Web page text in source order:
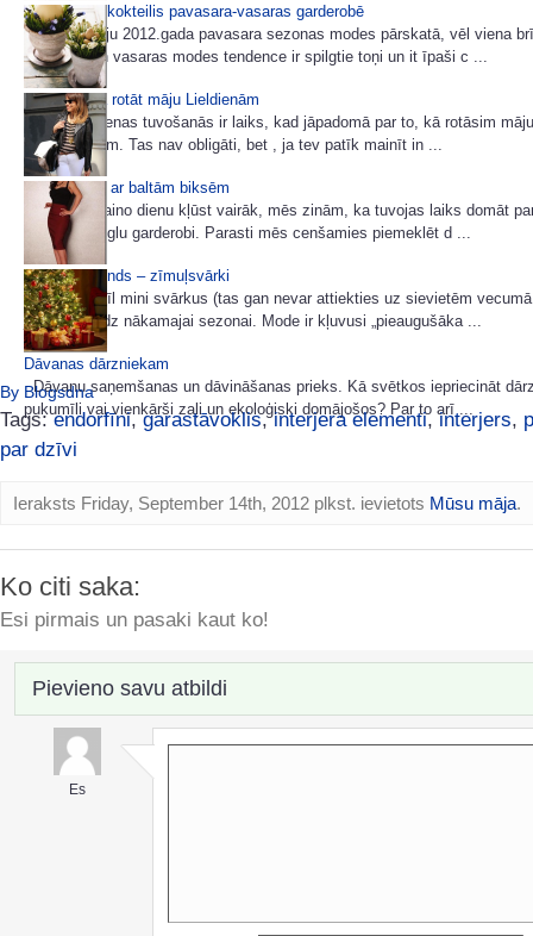
Košo krāsu kokteilis pavasara-vasaras garderobē
Kā jau minēju 2012.gada pavasara sezonas modes pārskatā, vēl viena
pavasara un vasaras modes tendence ir spilgtie toņi un it īpaši c ...
85 idejas kā rotāt māju Lieldienām
Pūpolsvētdienas tuvošanās ir laiks, kad jāpadomā par to, kā rotāsim
uz Lieldienām. Tas nav obligāti, bet , ja tev patīk mainīt in ...
Ko nēsāsim ar baltām biksēm
Tiklīdz saulaino dienu kļūst vairāk, mēs zinām, ka tuvojas laiks domāt
gaišu un vieglu garderobi. Parasti mēs cenšamies piemeklēt d ...
Sezonas trends – zīmuļsvārki
Tām, kas mīl mini svārkus (tas gan nevar attiekties uz sievietēm
jāpagaida līdz nākamajai sezonai. Mode ir kļuvusi „pieaugušāka ...
Dāvanas dārzniekam
Dāvanu saņemšanas un dāvināšanas prieks. Kā svētkos iepriecināt
puķumīli vai vienkārši zaļi un ekoloģiski domājošos? Par to arī ...
By Blogsdna
Tags:endorfīni,garastāvoklis,interjera elementi,interjers,
par dzīvi
Ieraksts Friday, September 14th, 2012 plkst. ievietots Mūsu māja.
Ko citi saka:
Esi pirmais un pasaki kaut ko!
Pievieno savu atbildi
Es